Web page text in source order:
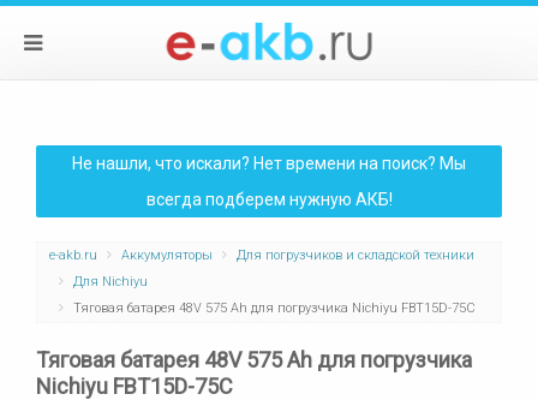
Не нашли, что искали? Нет времени на поиск? Мы
всегда подберем нужную АКБ!
e-akb.ru Аккумуляторы
Для погрузчиков и складской техники
Для Nichiyu
Тяговая батарея 48V 575 Ah для погрузчика Nichiyu FBT15D-75C
Тяговая батарея 48V 575 Ah для погрузчика
Nichiyu FBT15D-75C